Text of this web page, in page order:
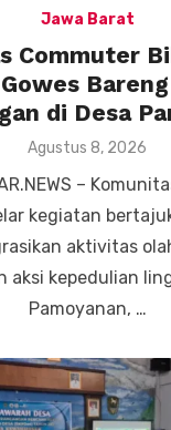
Jawa Barat
Commuter
di Desa
Posted
Agustus 8, 2026
–
kegiatan
aktivitas
aksi kepedulian
Pamoyanan, …